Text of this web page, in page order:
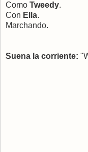
Como Tweedy.
Con Ella.
Marchando.
Suena la corriente: